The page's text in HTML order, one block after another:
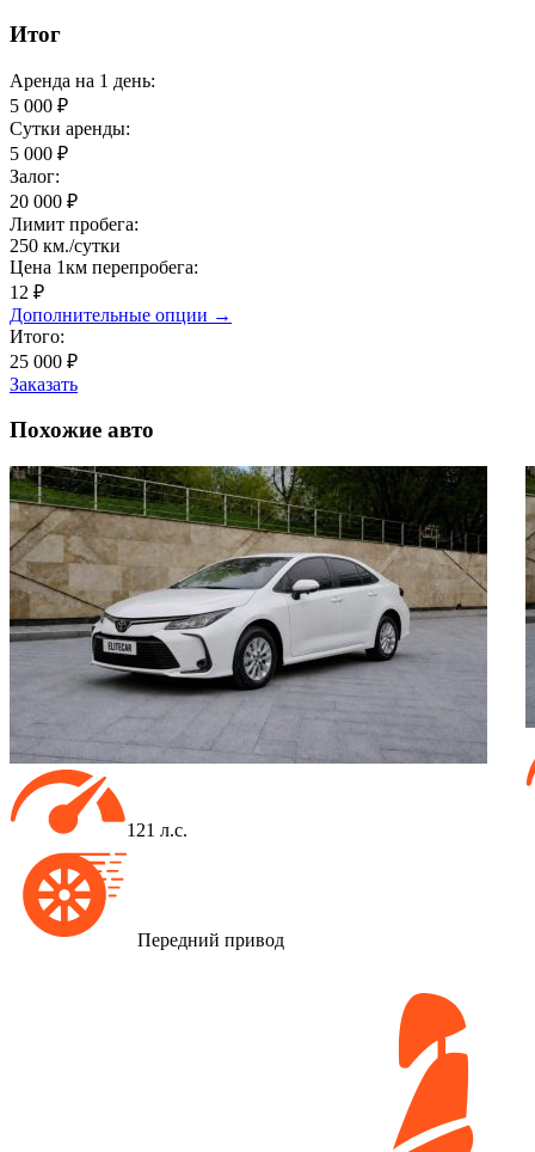
Итог
Аренда на 1 день:
5 000 ₽
Сутки аренды:
5 000 ₽
Залог:
20 000 ₽
Лимит пробега:
250 км./cутки
Цена 1км перепробега:
12 ₽
Дополнительные опции →
Итого:
25 000 ₽
Заказать
Похожие авто
121 л.с.
Передний привод